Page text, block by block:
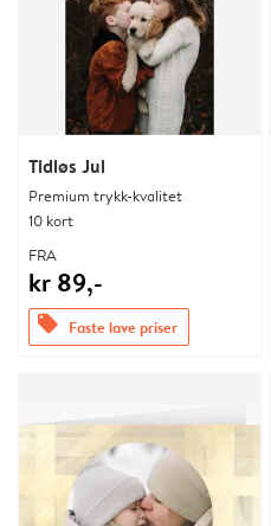
Tidløs Jul
Premium trykk-kvalitet
10 kort
FRA
kr 89,-
offers Faste lave priser